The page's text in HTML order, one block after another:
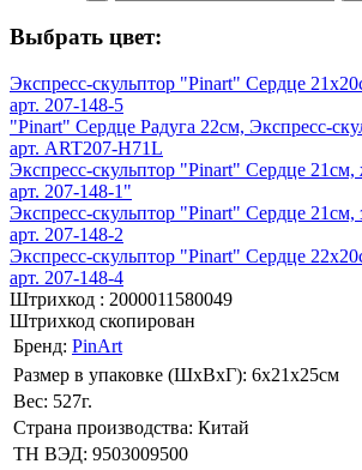
Выбрать цвет:
Экспресс-скульптор "Pinart" Сердце
арт. 207-148-5
"Pinart" Сердце Радуга 22см, Экспресс-
арт. ART207-H71L
Экспресс-скульптор "Pinart" Сердце
арт. 207-148-1"
Экспресс-скульптор "Pinart" Сердце 21см,
арт. 207-148-2
Экспресс-скульптор "Pinart" Сердце
арт. 207-148-4
Штрихкод : 2000011580049
Штрихкод скопирован
Бренд: PinArt
Размер в упаковке (ШхВxГ): 6х21х25cм
Вес: 527г.
Страна производства: Китай
ТН ВЭД: 9503009500